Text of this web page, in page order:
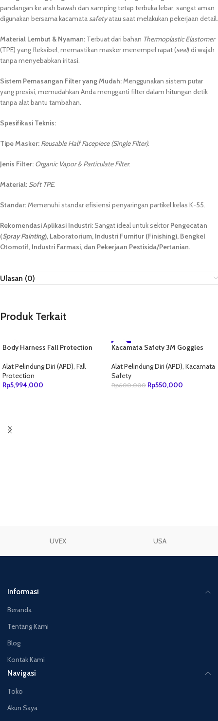
pandangan ke arah bawah dan samping tetap terbuka lebar, sangat aman
digunakan bersama kacamatasafetyatau saat melakukan pekerjaan detail.
Material Lembut & Nyaman: Terbuat dari bahan Thermoplastic Elastomer
(TPE) yang fleksibel, memastikan masker menempel rapat (seal) di wajah
tanpa menyebabkan iritasi.
Sistem Pemasangan Filter yang Mudah:Menggunakan sistem putar
yang presisi, memudahkan Anda mengganti filter dalam hitungan detik
tanpa alat bantu tambahan.
Spesifikasi Teknis:
Tipe Masker: Reusable Half Facepiece (Single Filter).
Jenis Filter: Organic Vapor & Particulate Filter.
Material: Soft TPE.
Standar:Memenuhi standar efisiensi penyaringan partikel kelas K-55.
Rekomendasi Aplikasi Industri:Sangat ideal untuk sektorPengecatan
(Spray Painting), Laboratorium, Industri Furnitur (Finishing), Bengkel
Otomotif, Industri Farmasi, dan Pekerjaan Pestisida/Pertanian.
Ulasan (0)
Produk Terkait
Body Harness Fall Protection
Hook
Alat Pelindung Diri (APD), Fall
Protection
Rp5,994,000
-8%
Kacamata Safety 3M Goggles
Alat Pelindung Diri (APD), Kacamata
Safety
Rp600,000 Rp550,000
UVEX USA
Informasi
Beranda
Tentang Kami
Blog
Kontak Kami
Navigasi
Toko
Akun Saya